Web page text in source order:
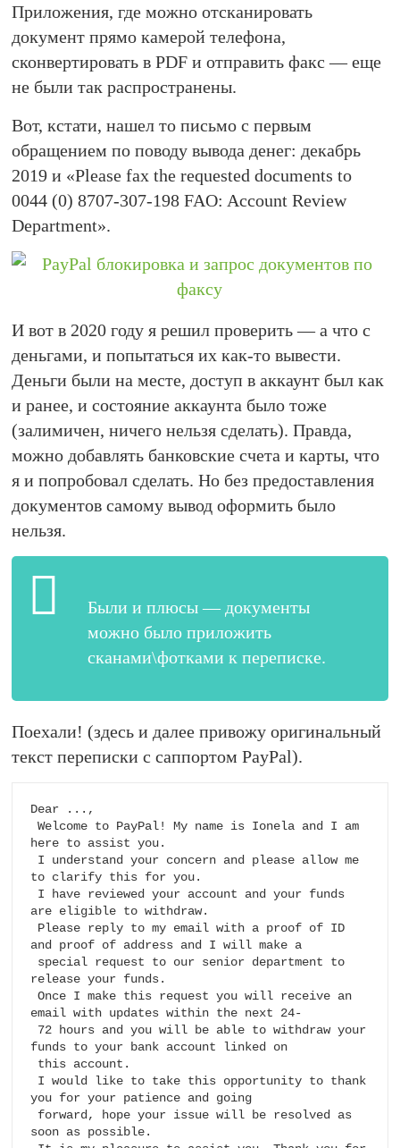
Приложения, где можно отсканировать
документ прямо камерой телефона,
сконвертировать в PDF и отправить факс — еще
не были так распространены.
Вот, кстати, нашел то письмо с первым
обращением по поводу вывода денег: декабрь
2019 и «Please fax the requested documents to
0044 (0) 8707-307-198 FAO: Account Review
Department».
И вот в 2020 году я решил проверить — а что с
деньгами, и попытаться их как-то вывести.
Деньги были на месте, доступ в аккаунт был как
и ранее, и состояние аккаунта было тоже
(залимичен, ничего нельзя сделать). Правда,
можно добавлять банковские счета и карты, что
я и попробовал сделать. Но без предоставления
документов самому вывод оформить было
нельзя.
Были и плюсы — документы
можно было приложить
сканами\фотками к переписке.
Поехали! (здесь и далее привожу оригинальный
текст переписки с саппортом PayPal).
Dear ...,
Welcome to PayPal! My name is Ionela and I am
here to assist you.
to clarify this for you.
are eligible to withdraw.
and proof of address and I will make a
release your funds.
Once I make this request you will receive an
email with updates within the next 24-
funds to your bank account linked on
you for your patience and going
soon as possible.